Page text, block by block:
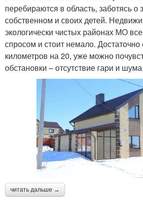
перебираются в область, заботясь о
собственном и своих детей.
экологически чистых районах МО
спросом и стоит немало.
километров на 20, уже можно
обстановки – отсутствие гари и шума.
читать дальше →